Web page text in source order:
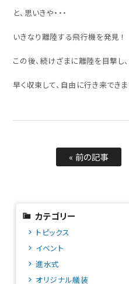
と、思いきや・・・
いきなり離陸する飛行機を発見 !
この後、続けざまに離陸を目撃し
早く収束して、自由に行き来できま
« 前の記事
カテゴリー
トピックス
イベント
進水式
オリジナル艤装